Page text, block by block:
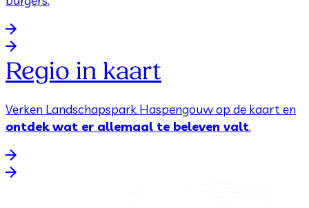
Regio in kaart
Verken Landschapspark Haspengouw op de kaart en
ontdek wat er allemaal te beleven valt.